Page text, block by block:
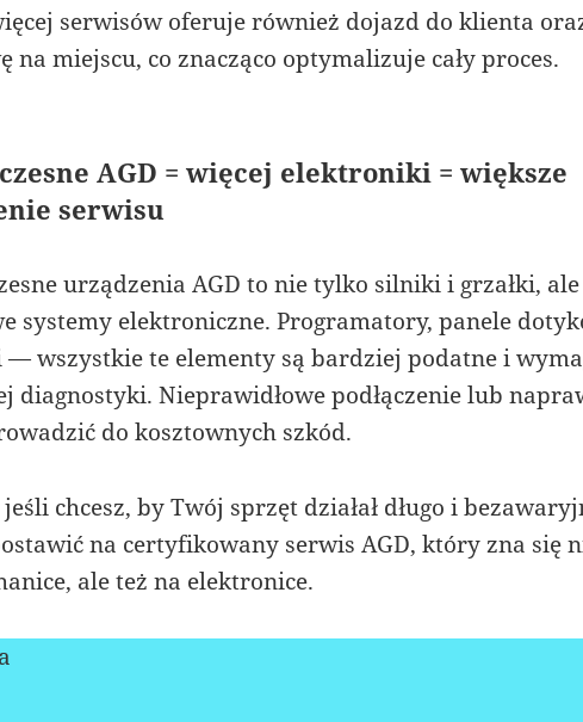
serwisów oferuje również dojazd do klienta
na miejscu, co znacząco optymalizuje cały proces.
AGD = więcej elektroniki = większe
serwisu
urządzenia AGD to nie tylko silniki i grzałki,
systemy elektroniczne. Programatory, panele
wszystkie te elementy są bardziej podatne i
diagnostyki. Nieprawidłowe podłączenie lub
do kosztownych szkód.
chcesz, by Twój sprzęt działał długo i
na certyfikowany serwis AGD, który zna się
ale też na elektronice.